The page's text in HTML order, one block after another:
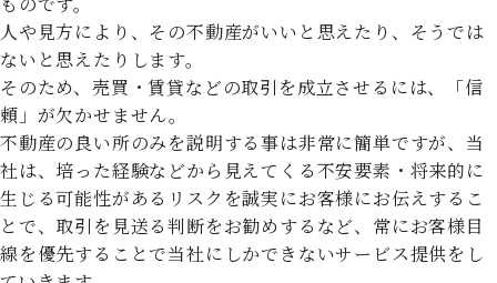
人や見方により、その不動産がいいと思えたり、そうでは
ないと思えたりします。
そのため、売買・賃貸などの取引を成立させるには、「信
頼」が欠かせません。
不動産の良い所のみを説明する事は非常に簡単ですが、当
社は、培った経験などから見えてくる不安要素・将来的に
生じる可能性があるリスクを誠実にお客様にお伝えするこ
とで、取引を見送る判断をお勧めするなど、常にお客様目
線を優先することで当社にしかできないサービス提供をし